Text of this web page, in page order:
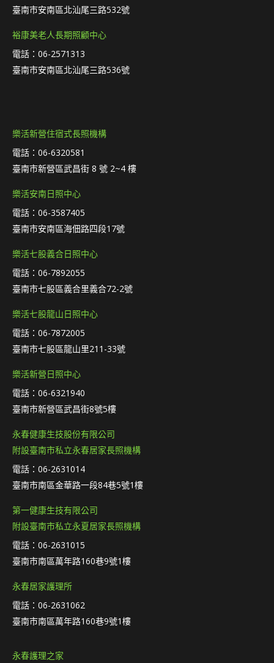
臺南市安南區北汕尾三路532號
裕康美老人長期照顧中心
電話：06-2571313
臺南市安南區北汕尾三路536號
樂活新營住宿式長照機構
電話：06-6320581
臺南市新營區武昌街 8 號 2~4 樓
樂活安南日照中心
電話：06-3587405
臺南市安南區海佃路四段17號
樂活七股義合日照中心
電話：06-7892055
臺南市七股區義合里義合72-2號
樂活七股龍山日照中心
電話：06-7872005
臺南市七股區龍山里211-33號
樂活新營日照中心
電話：06-6321940
臺南市新營區武昌街8號5樓
永春健康生技股份有限公司
附設臺南市私立永春居家長照機構
電話：06-2631014
臺南市南區金華路一段84巷5號1樓
第一健康生技有限公司
附設臺南市私立永夏居家長照機構
電話：06-2631015
臺南市南區萬年路160巷9號1樓
永春居家護理所
電話：06-2631062
臺南市南區萬年路160巷9號1樓
永春護理之家